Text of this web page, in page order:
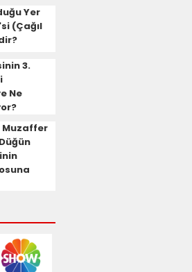
Yer
(Çağıl
3.
Ne
Muzaffer